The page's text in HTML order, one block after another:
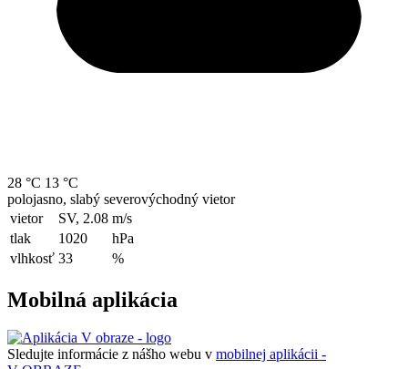
28 °C 13 °C
polojasno, slabý severovýchodný vietor
vietor
SV, 2.08 m/s
tlak
1020
hPa
vlhkosť 33 %
Mobilná aplikácia
Sledujte informácie z nášho webu v mobilnej aplikácii -